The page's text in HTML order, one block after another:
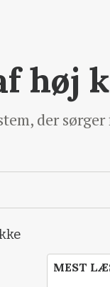
høj
der
MEST